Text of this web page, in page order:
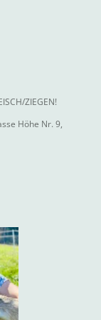
ZIEGEN!
Höhe Nr. 9,